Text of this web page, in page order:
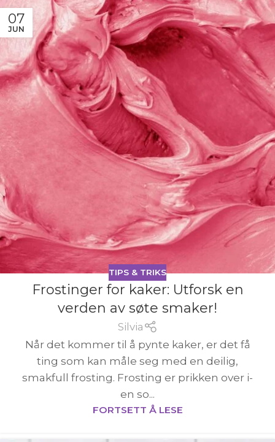
07
JUN
TIPS & TRIKS
Frostinger for kaker: Utforsk en
verden av søte smaker!
Silvia
Når det kommer til å pynte kaker, er det få
ting som kan måle seg med en deilig,
smakfull frosting. Frosting er prikken over i-
en so...
FORTSETT Å LESE